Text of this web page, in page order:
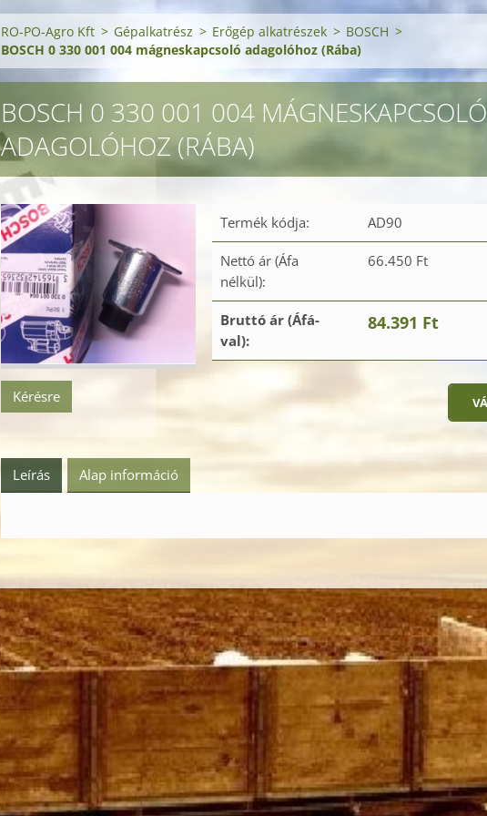
RO-PO-Agro Kft > Gépalkatrész > Erőgép alkatrészek > BOSCH >
BOSCH 0 330 001 004 mágneskapcsoló adagolóhoz (Rába)
BOSCH 0 330 001 004 MÁGNESKAPCSOLÓ
ADAGOLÓHOZ (RÁBA)
Kérésre
Termék kódja: AD90
Nettó ár (Áfa
nélkül):
66.450 Ft
Bruttó ár (Áfá-
val):
84.391 Ft
Leírás Alap információ